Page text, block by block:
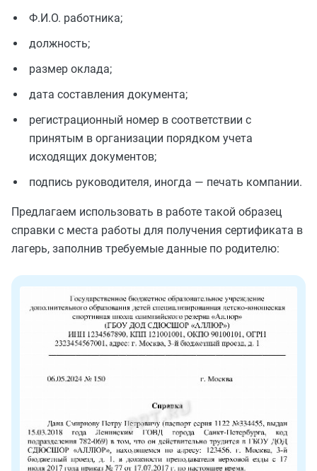
Ф.И.О. работника;
должность;
размер оклада;
дата составления документа;
регистрационный номер в соответствии с
принятым в организации порядком учета
исходящих документов;
подпись руководителя, иногда — печать компании.
Предлагаем использовать в работе такой образец
справки с места работы для получения сертификата в
лагерь, заполнив требуемые данные по родителю: